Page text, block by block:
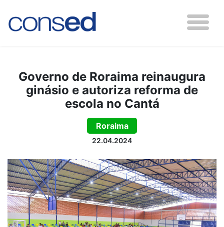
Governo de Roraima reinaugura
ginásio e autoriza reforma de
escola no Cantá
Roraima
22.04.2024